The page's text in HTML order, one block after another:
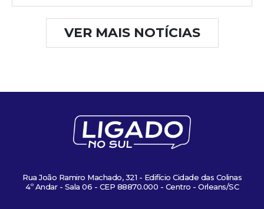
VER MAIS NOTÍCIAS
Rua João Ramiro Machado, 321 - Edifício Cidade das Colinas
4º Andar - Sala 06 - CEP 88870.000 - Centro - Orleans/SC